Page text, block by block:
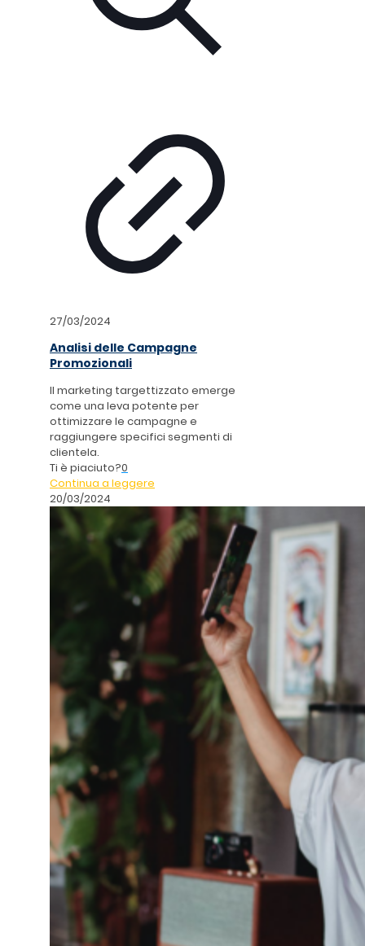
27/03/2024
Analisi delle Campagne
Promozionali
Il marketing targettizzato emerge
come una leva potente per
ottimizzare le campagne e
raggiungere specifici segmenti di
clientela.
Ti è piaciuto?0
Continua a leggere
20/03/2024